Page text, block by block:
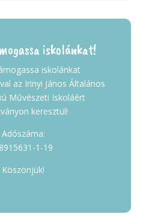
iskolánkat!
iskolánkat
az Irinyi János Általános
Művészeti Iskoláért
keresztül!
Adószáma:
1-19
Köszönjük!